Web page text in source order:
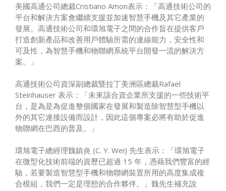
美國高通公司總裁Cristiano Amon表示：「高通技術公司的
平台和解決方案會繼續支援並加速智慧手機及其它產業的
發展。高通技術公司和環旭電子之間的合作旨在提供客戶
打造創新產品和改善用戶體驗所需的連線能力，安全性和
可及性，為智慧手機和物聯網系統平台開發一流的解決方
案。」
高通技術公司資深副總裁暨拉丁美洲區總裁Rafael
Steinhauser 表示：「未來該合資企業所支援的一些技術平
台，是為是為促進整個國家在發展和製造除智慧型手機以
外的其它連接設備而設計，因此這個專案必將有助於促進
物聯網在巴西的普及。」
環旭電子總經理魏鎮炎 (C. Y. Wei) 先生表示：「環旭電子
在微型化技術前端的資歷已超過 15 年，憑藉我們豐富的經
驗，若要製造智慧型手機和物聯網裝置所用的高度集成複
合模組，我們一定是理想的合作夥伴。」魏先生補充說